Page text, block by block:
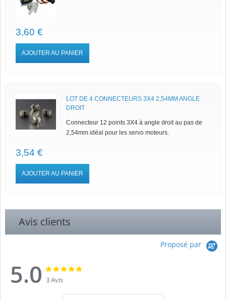
3,60 €
AJOUTER AU PANIER
LOT DE 4 CONNECTEURS 3X4 2,54MM ANGLE
DROIT
Connecteur 12 points 3X4 à angle droit au pas de
2,54mm idéal pour les servo moteurs.
3,54 €
AJOUTER AU PANIER
Avis clients
Proposé par
5.0
5.0
star
rating
3 Avis